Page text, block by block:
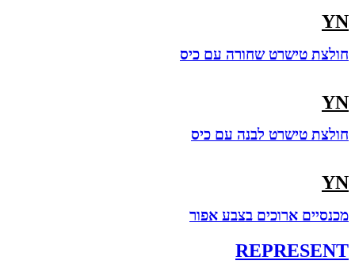
YN
חולצת טישרט שחורה עם כיס
YN
חולצת טישרט לבנה עם כיס
YN
מכנסיים ארוכים בצבע אפור
REPRESENT